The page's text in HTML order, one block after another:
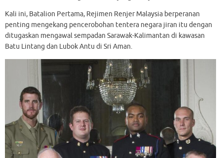
Kali ini, Batalion Pertama, Rejimen Renjer Malaysia berperanan
penting mengekang pencerobohan tentera negara jiran itu dengan
ditugaskan mengawal sempadan Sarawak-Kalimantan di kawasan
Batu Lintang dan Lubok Antu di Sri Aman.